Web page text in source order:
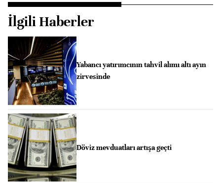
İlgili Haberler
Yabancı yatırımcının tahvil alımı altı ayın
zirvesinde
Döviz mevduatları artışa geçti